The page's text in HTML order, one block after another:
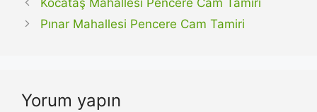
Kocataş Mahallesi Pencere Cam Tamiri
Pınar Mahallesi Pencere Cam Tamiri
Yorum yapın